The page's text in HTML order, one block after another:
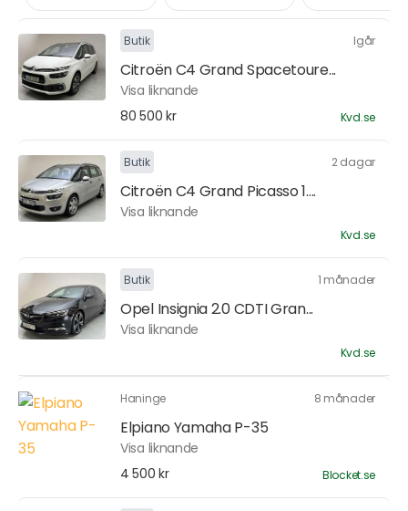
Butik Igår
Citroën C4 Grand Spacetoure...
Visa liknande
80 500 kr
Kvd.se
Butik 2 dagar
Citroën C4 Grand Picasso 1....
Visa liknande
Kvd.se
Butik 1 månader
Opel Insignia 2.0 CDTI Gran...
Visa liknande
Kvd.se
Haninge 8 månader
Elpiano Yamaha P-35
Visa liknande
4 500 kr
Blocket.se